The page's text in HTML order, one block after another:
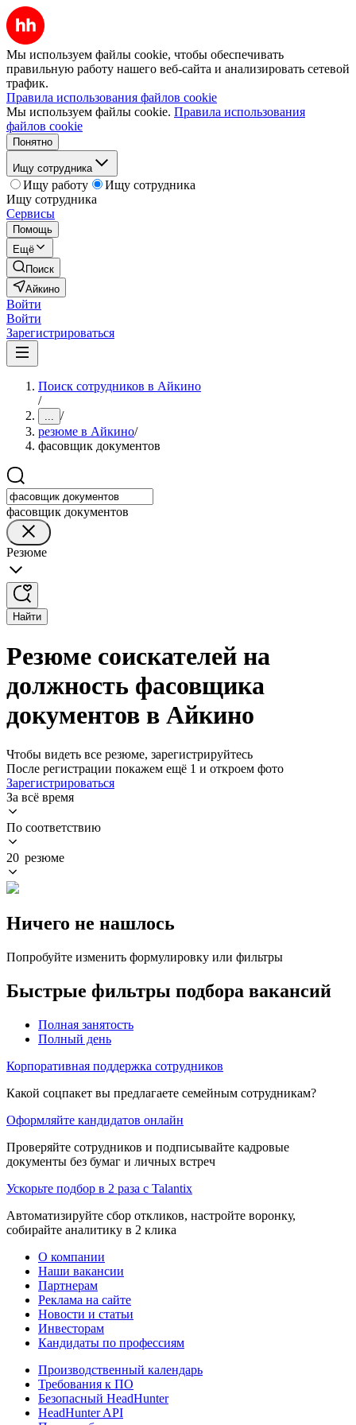
Мы используем файлы cookie, чтобы обеспечивать
правильную работу нашего веб-сайта и анализировать сетевой
трафик.
Правила использования файлов cookie
Мы используем файлы cookie. Правила использования
файлов cookie
Понятно
Ищу сотрудника
Ищу работу
Ищу сотрудника
Ищу сотрудника
Сервисы
Помощь
Ещё
Поиск
Айкино
Войти
Войти
Зарегистрироваться
Поиск сотрудников в Айкино
/
... /
резюме в Айкино/
фасовщик документов
фасовщик документов
Резюме
Найти
Резюме соискателей на
должность фасовщика
документов в Айкино
Чтобы видеть все резюме, зарегистрируйтесь
После регистрации покажем ещё 1 и откроем фото
Зарегистрироваться
За всё время
По соответствию
20 резюме
Ничего не нашлось
Попробуйте изменить формулировку или фильтры
Быстрые фильтры подбора вакансий
Полная занятость
Полный день
Корпоративная поддержка сотрудников
Какой соцпакет вы предлагаете семейным сотрудникам?
Оформляйте кандидатов онлайн
Проверяйте сотрудников и подписывайте кадровые
документы без бумаг и личных встреч
Ускорьте подбор в 2 раза с Talantix
Автоматизируйте сбор откликов, настройте воронку,
собирайте аналитику в 2 клика
О компании
Наши вакансии
Партнерам
Реклама на сайте
Новости и статьи
Инвесторам
Кандидаты по профессиям
Производственный календарь
Требования к ПО
Безопасный HeadHunter
HeadHunter API